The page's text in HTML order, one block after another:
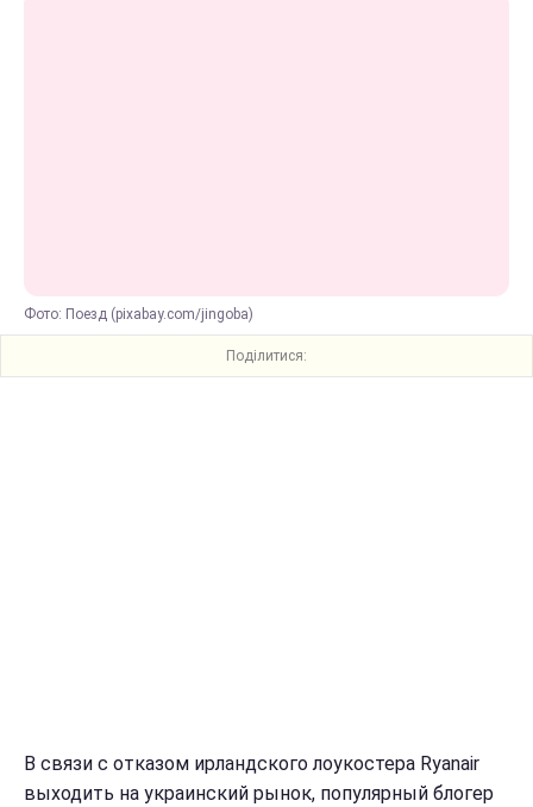
Фото: Поезд (pixabay.com/jingoba)
Поділитися:
В связи с отказом ирландского лоукостера Ryanair
выходить на украинский рынок, популярный блогер